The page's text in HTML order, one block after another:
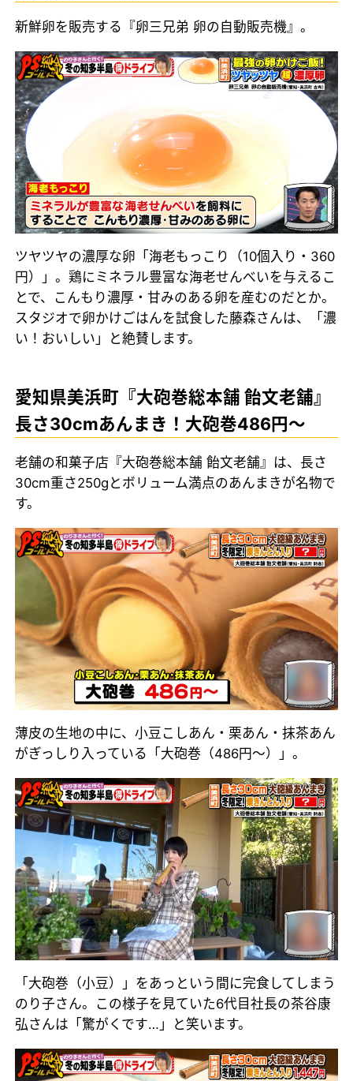
新鮮卵を販売する『卵三兄弟 卵の自動販売機』。
ツヤツヤの濃厚な卵「海老もっこり（10個入り・360
円）」。鶏にミネラル豊富な海老せんべいを与えるこ
とで、こんもり濃厚・甘みのある卵を産むのだとか。
スタジオで卵かけごはんを試食した藤森さんは、「濃
い！おいしい」と絶賛します。
愛知県美浜町『大砲巻総本舗 飴文老舗』
長さ30cmあんまき！大砲巻486円～
老舗の和菓子店『大砲巻総本舗 飴文老舗』は、長さ
30cm重さ250gとボリューム満点のあんまきが名物で
す。
薄皮の生地の中に、小豆こしあん・栗あん・抹茶あん
がぎっしり入っている「大砲巻（486円～）」。
「大砲巻（小豆）」をあっという間に完食してしまう
のり子さん。この様子を見ていた6代目社長の茶谷康
弘さんは「驚がくです…」と笑います。